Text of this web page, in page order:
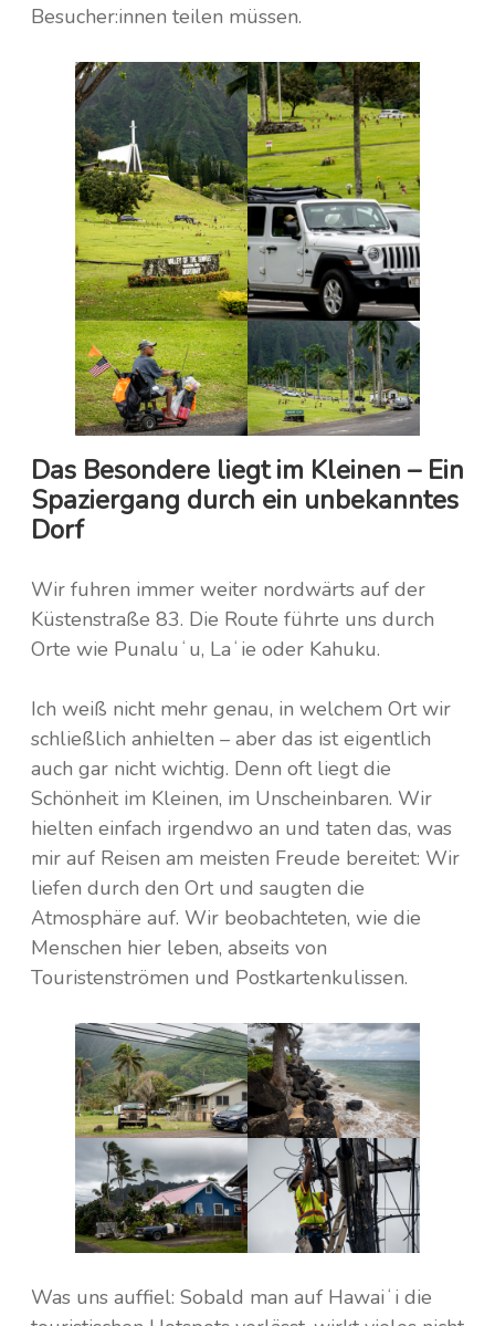
Besucher:innen teilen müssen.
Das Besondere liegt im Kleinen – Ein
Spaziergang durch ein unbekanntes
Dorf
Wir fuhren immer weiter nordwärts auf der
Küstenstraße 83. Die Route führte uns durch
Orte wie Punaluʻu, Laʻie oder Kahuku.
Ich weiß nicht mehr genau, in welchem Ort wir
schließlich anhielten – aber das ist eigentlich
auch gar nicht wichtig. Denn oft liegt die
Schönheit im Kleinen, im Unscheinbaren. Wir
hielten einfach irgendwo an und taten das, was
mir auf Reisen am meisten Freude bereitet: Wir
liefen durch den Ort und saugten die
Atmosphäre auf. Wir beobachteten, wie die
Menschen hier leben, abseits von
Touristenströmen und Postkartenkulissen.
Was uns auffiel: Sobald man auf Hawaiʻi die